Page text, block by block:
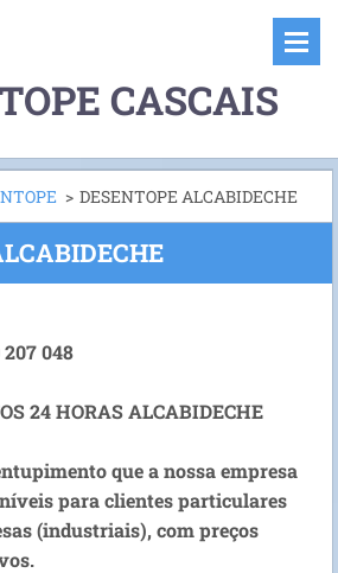
CASCAIS
> DESENTOPE ALCABIDECHE
048
24 HORAS ALCABIDECHE
que a nossa empresa
para clientes particulares
(industriais), com preços